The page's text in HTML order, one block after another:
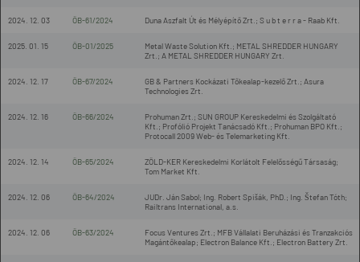
2024. 12. 03 ÖB-61/2024 Duna Aszfalt Út és Mélyépítő Zrt.; S u b t e r r a - Raab Kft.
2025. 01. 15 ÖB-01/2025
Metal Waste Solution Kft.; METAL SHREDDER HUNGARY
Zrt.; A METAL SHREDDER HUNGARY Zrt.
2024. 12. 17 ÖB-67/2024
GB & Partners Kockázati Tőkealap-kezelő Zrt.; Asura
Technologies Zrt.
2024. 12. 16 ÖB-66/2024
Prohuman Zrt.; SUN GROUP Kereskedelmi és Szolgáltató
Kft.; Profólió Projekt Tanácsadó Kft.; Prohuman BPO Kft.;
Protocall 2009 Web- és Telemarketing Kft.
2024. 12. 14 ÖB-65/2024
ZÖLD-KER Kereskedelmi Korlátolt Felelősségű Társaság;
Tom Market Kft.
2024. 12. 06 ÖB-64/2024
JUDr. Ján Sabol; Ing. Robert Spišák, PhD.; Ing. Štefan Tóth;
Railtrans International, a.s.
2024. 12. 06 ÖB-63/2024
Focus Ventures Zrt.; MFB Vállalati Beruházási és Tranzakciós
Magántőkealap; Electron Balance Kft.; Electron Battery Zrt.